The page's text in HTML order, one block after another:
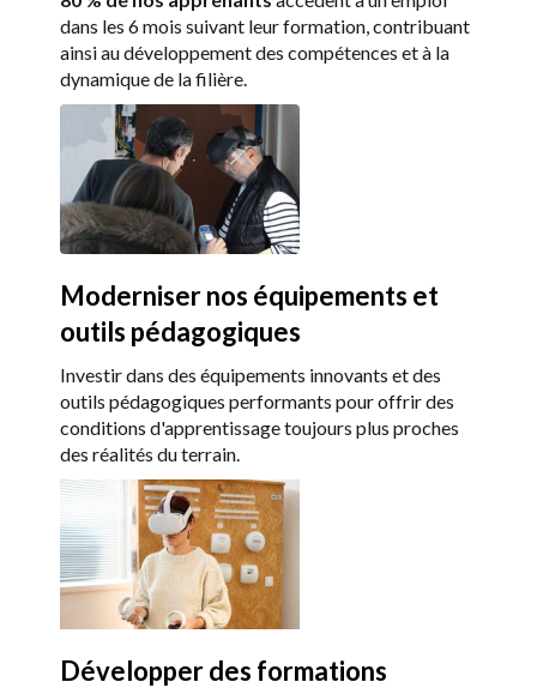
dans les 6 mois suivant leur formation, contribuant
ainsi au développement des compétences et à la
dynamique de la filière.
Moderniser nos équipements et
outils pédagogiques
Investir dans des équipements innovants et des
outils pédagogiques performants pour offrir des
conditions d'apprentissage toujours plus proches
des réalités du terrain.
Développer des formations